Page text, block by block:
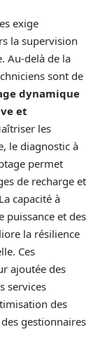
exige
la supervision
Au‑delà de la
sont de
dynamique
et
les
le diagnostic à
permet
de recharge et
capacité à
puissance et des
la résilience
Ces
ajoutée des
services
des
gestionnaires